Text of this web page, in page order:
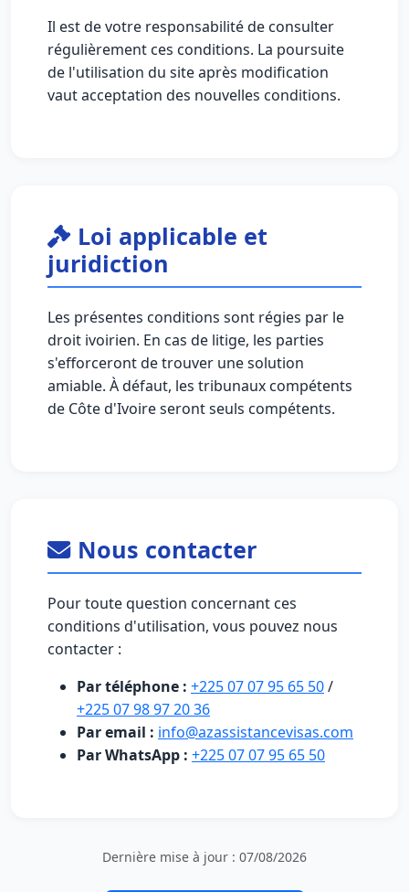
Il est de votre responsabilité de consulter
régulièrement ces conditions. La poursuite
de l'utilisation du site après modification
vaut acceptation des nouvelles conditions.
Loi applicable et
juridiction
Les présentes conditions sont régies par le
droit ivoirien. En cas de litige, les parties
s'efforceront de trouver une solution
amiable. À défaut, les tribunaux compétents
de Côte d'Ivoire seront seuls compétents.
Nous contacter
Pour toute question concernant ces
conditions d'utilisation, vous pouvez nous
contacter :
Par téléphone : +225 07 07 95 65 50/
+225 07 98 97 20 36
Par email : info@azassistancevisas.com
Par WhatsApp : +225 07 07 95 65 50
Dernière mise à jour : 07/08/2026